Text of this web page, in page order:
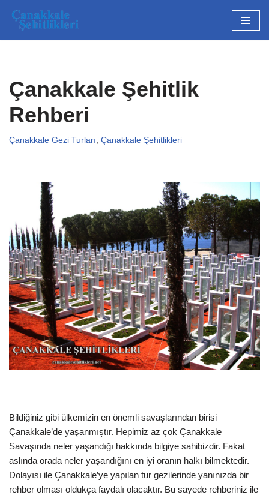
İçeriğe
Çanakkale Şehitlik
Rehberi
Çanakkale Gezi Turları, Çanakkale Şehitlikleri
Bildiğiniz gibi ülkemizin en önemli savaşlarından birisi
Çanakkale’de yaşanmıştır. Hepimiz az çok Çanakkale
Savaşında neler yaşandığı hakkında bilgiye sahibizdir. Fakat
aslında orada neler yaşandığını en iyi oranın halkı bilmektedir.
Dolayısı ile Çanakkale’ye yapılan tur gezilerinde yanınızda bir
rehber olması oldukça faydalı olacaktır. Bu sayede rehberiniz ile